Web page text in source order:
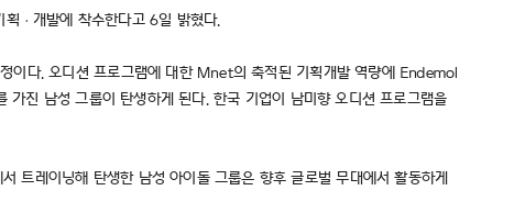
ㆍ개발에 착수한다고 6일 밝혔다.
이다. 오디션 프로그램에 대한 Mnet의 축적된 기획개발 역량에 Endemol
진 남성 그룹이 탄생하게 된다. 한국 기업이 남미향 오디션 프로그램을
레이닝해 탄생한 남성 아이돌 그룹은 향후 글로벌 무대에서 활동하게